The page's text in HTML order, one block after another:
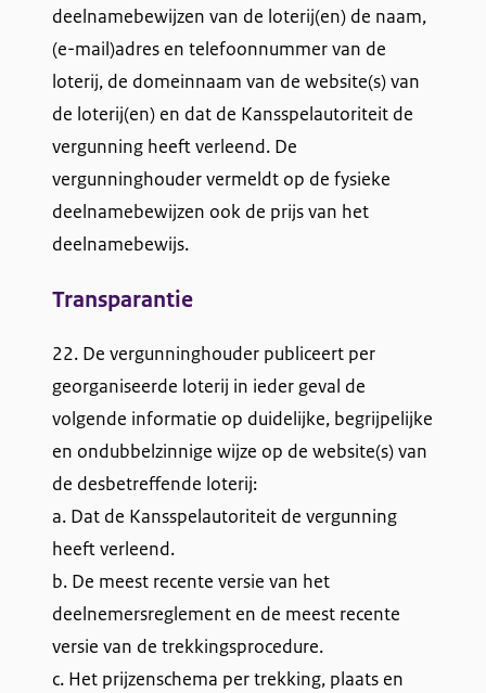
deelnamebewijzen van de loterij(en) de naam,
(e-mail)adres en telefoonnummer van de
loterij, de domeinnaam van de website(s) van
de loterij(en) en dat de Kansspelautoriteit de
vergunning heeft verleend. De
vergunninghouder vermeldt op de fysieke
deelnamebewijzen ook de prijs van het
deelnamebewijs.
Transparantie
22. De vergunninghouder publiceert per
georganiseerde loterij in ieder geval de
volgende informatie op duidelijke, begrijpelijke
en ondubbelzinnige wijze op de website(s) van
de desbetreffende loterij:
a. Dat de Kansspelautoriteit de vergunning
heeft verleend.
b. De meest recente versie van het
deelnemersreglement en de meest recente
versie van de trekkingsprocedure.
c. Het prijzenschema per trekking, plaats en